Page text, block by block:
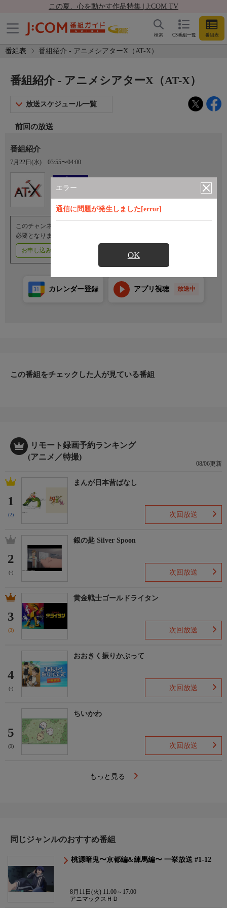
この夏、心を動かす作品特集 | J:COM TV
CS番組一覧 番組表
検索
番組表 番組紹介 - アニメシアターX（AT-X）
エラー
通信に問題が発生しました[error]
OK
番組紹介 - アニメシアターX（AT-X）
放送スケジュール一覧
前回の放送
番組紹介
7月22日(水) 03:55〜04:00
オプション
Ch.605
アニメシアターX（AT-X）
このチャンネルのご視聴には、オプションチャンネル(有料)のご契約が
必要となります。
お申し込みはこちら
カレンダー登録 アプリ視聴 放送中
この番組をチェックした人が見ている番組
リモート録画予約ランキング
(アニメ／特撮)
08/06更新
1
(2)
まんが日本昔ばなし
次回放送
2
(-)
銀の匙 Silver Spoon
次回放送
3
(3)
黄金戦士ゴールドライタン
次回放送
4
(-)
おおきく振りかぶって
次回放送
5
(9)
ちいかわ
次回放送
もっと見る
同じジャンルのおすすめ番組
桃源暗鬼〜京都編&練馬編〜 一挙放送 #1-12
8月11日(火) 11:00～17:00
アニマックスＨＤ